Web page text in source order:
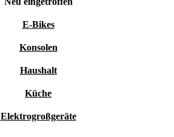
E-Bikes
Konsolen
Haushalt
Küche
Elektrogroßgeräte